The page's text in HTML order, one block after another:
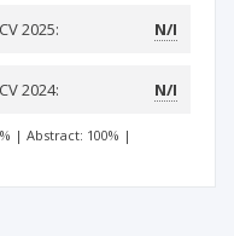
2025: N/I
2024: N/I
| Abstract: 100% |